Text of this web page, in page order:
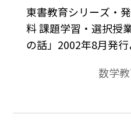
東書教育シリーズ・
料 課題学習・選択授
の話」2002年8月発
利用したらよいかの
数学